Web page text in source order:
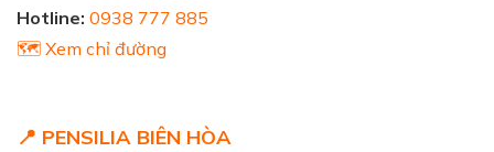
Hotline: 0938 777 885
🗺️ Xem chỉ đường
📍 PENSILIA BIÊN HÒA